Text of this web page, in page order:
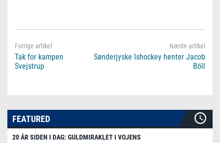
Tak for kampen
Svejstrup
Sønderjyske Ishockey henter Jacob
Böll
FEATURED
20 ÅR SIDEN I DAG: GULDMIRAKLET I VOJENS